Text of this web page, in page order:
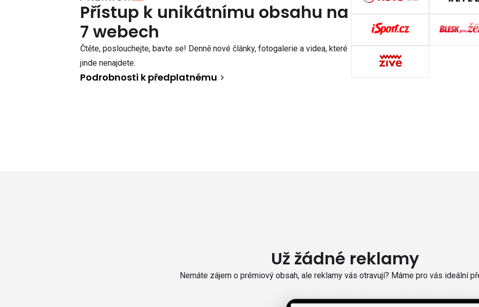
Přístup k unikátnímu obsahu na
7 webech
Čtěte, poslouchejte, bavte se! Denně nové články, fotogalerie a videa, které
jinde nenajdete.
Podrobnosti k předplatnému
Už žádné reklamy
Nemáte zájem o prémiový obsah, ale reklamy vás otravují? Máme pro vás ideální